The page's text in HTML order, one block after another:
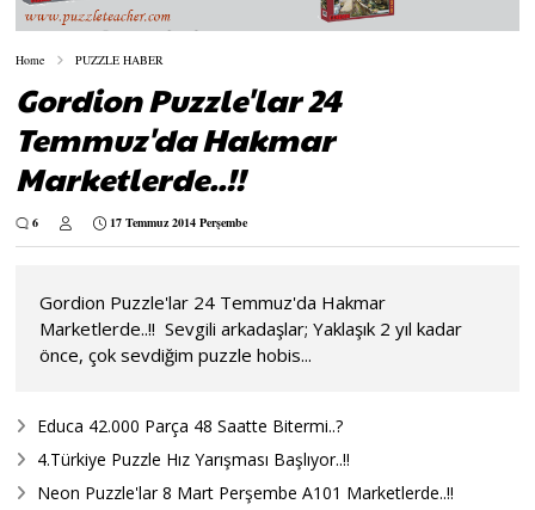
Home PUZZLE HABER
Gordion Puzzle'lar 24
Temmuz'da Hakmar
Marketlerde..!!
6 17 Temmuz 2014 Perşembe
Gordion Puzzle'lar 24 Temmuz'da Hakmar
Marketlerde..!! Sevgili arkadaşlar; Yaklaşık 2 yıl kadar
önce, çok sevdiğim puzzle hobis...
Educa 42.000 Parça 48 Saatte Bitermi..?
4.Türkiye Puzzle Hız Yarışması Başlıyor..!!
Neon Puzzle'lar 8 Mart Perşembe A101 Marketlerde..!!